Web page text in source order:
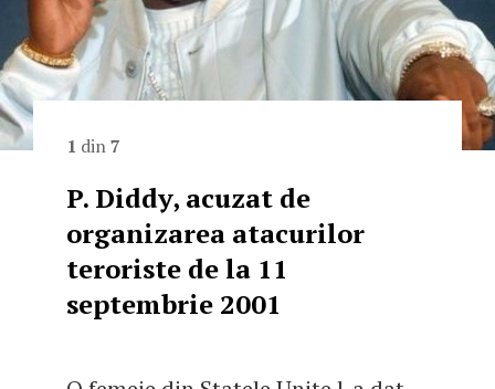
1 din7
P. Diddy, acuzat de
organizarea atacurilor
teroriste de la 11
septembrie 2001